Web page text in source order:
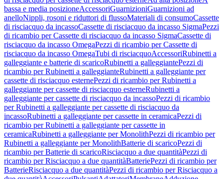
bassa e media posizioneAccessoriGuarnizioniGuarnizioni ad
anelloNippli, rosoni e riduttori di flussoMateriali di consumoCassette
di risciacquo da incassoCassette di risciacquo da incasso SigmaPezzi
di ricambio per Cassette di risciacquo da incasso SigmaCassette di
risciacquo da incasso OmegaPezzi di ricambio per Cassette di
risciacquo da incasso OmegaTubi di risciacquoAccessoriRubinetti a
galleggiante e batterie di scaricoRubinetti a galleggiantePezzi di
ricambio per Rubinetti a galleggianteRubinetti a galleggiante per
cassette di risciacquo esternePezzi di ricambio per Rubinetti a
galleggiante per cassette di risciacquo esterneRubinetti a
galleggiante per cassette di risciacquo da incassoPezzi di ricambio
per Rubinetti a galleggiante per cassette di risciacquo da
incassoRubinetti a galleggiante per cassette in ceramicaPezzi di
ricambio per Rubinetti a galleggiante per cassette in
ceramicaRubinetti a galleggiante per MonolithPezzi di ricambio per
Rubinetti a galleggiante per MonolithBatterie di scaricoPezzi di
ricambio per Batterie di scaricoRisciacquo a due quantitàPezzi di
ricambio per Risciacquo a due quantitàBatteriePezzi di ricambio per
BatterieRisciacquo a due quantitàPezzi di ricambio per Risciacquo a